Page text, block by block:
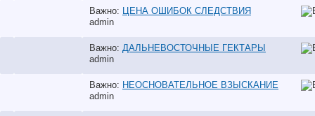
Важно: ЦЕНА ОШИБОК СЛЕДСТВИЯ
аdmin
Важно: ДАЛЬНЕВОСТОЧНЫЕ ГЕКТАРЫ
аdmin
Важно: НЕОСНОВАТЕЛЬНОЕ ВЗЫСКАНИЕ
аdmin